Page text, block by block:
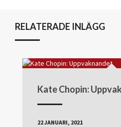
RELATERADE INLÄGG
Kate Chopin:
22 JANUARI, 2021